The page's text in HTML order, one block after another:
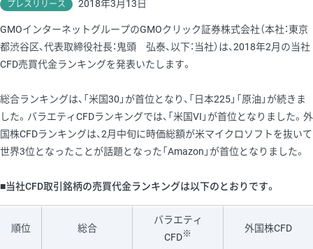
プレスリリース 2018年3月13日
GMOインターネットグループのGMOクリック証券株式会社（本社：東京
都渋谷区、代表取締役社長：鬼頭 弘泰、以下：当社）は、2018年2月の当社
CFD売買代金ランキングを発表いたします。
総合ランキングは、「米国30」が首位となり、「日本225」「原油」が続きま
した。バラエティCFDランキングでは、「米国VI」が首位となりました。外
国株CFDランキングは、2月中旬に時価総額が米マイクロソフトを抜いて
世界3位となったことが話題となった「Amazon」が首位となりました。
■当社CFD取引銘柄の売買代金ランキングは以下のとおりです。
順位 総合
バラエティ
CFD※ 外国株CFD